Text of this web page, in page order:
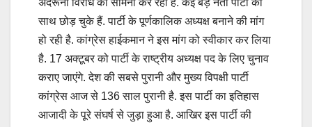
अंदरूनी विरोध का सामना कर रही है. कई बड़े नेता पार्टी का
साथ छोड़ चुके हैं. पार्टी के पूर्णकालिक अध्यक्ष बनाने की मांग
हो रही है. कांग्रेस हाईकमान ने इस मांग को स्वीकार कर लिया
है. 17 अक्टूबर को पार्टी के राष्ट्रीय अध्यक्ष पद के लिए चुनाव
कराए जाएंगे. देश की सबसे पुरानी और मुख्‍य विपक्षी पार्टी
कांग्रेस आज से 136 साल पुरानी है. इस पार्टी का इतिहास
आजादी के पूरे संघर्ष से जुड़ा हुआ है. आखिर इस पार्टी की